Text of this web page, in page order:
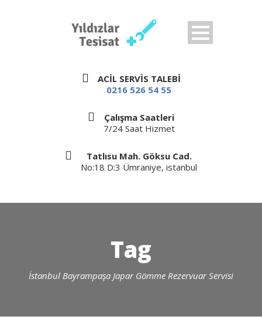
ACİL SERVİS TALEBİ
0216 526 54 55
Çalışma Saatleri
7/24 Saat Hizmet
Tatlısu Mah. Göksu Cad.
No:18 D:3 Ümraniye, istanbul
Tag
İstanbul Bayrampaşa Japar Gömme Rezervuar Servisi